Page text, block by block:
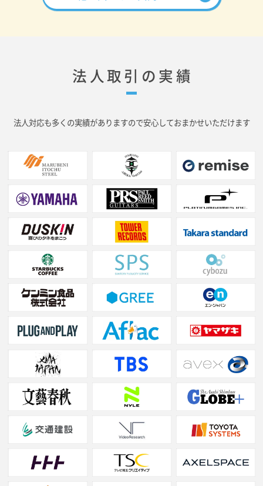
く注文できる「デザインメーカー」が人気です。
法人取引の実績
法人対応も多くの実績がありますので安心しておまかせいただけます